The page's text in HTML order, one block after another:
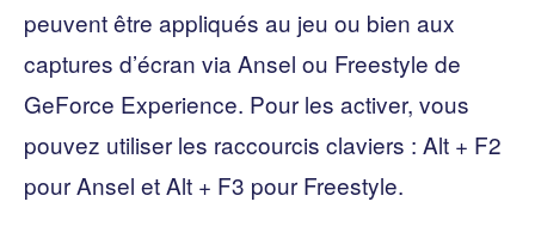
peuvent être appliqués au jeu ou bien aux
captures d’écran via Ansel ou Freestyle de
GeForce Experience. Pour les activer, vous
pouvez utiliser les raccourcis claviers : Alt + F2
pour Ansel et Alt + F3 pour Freestyle.